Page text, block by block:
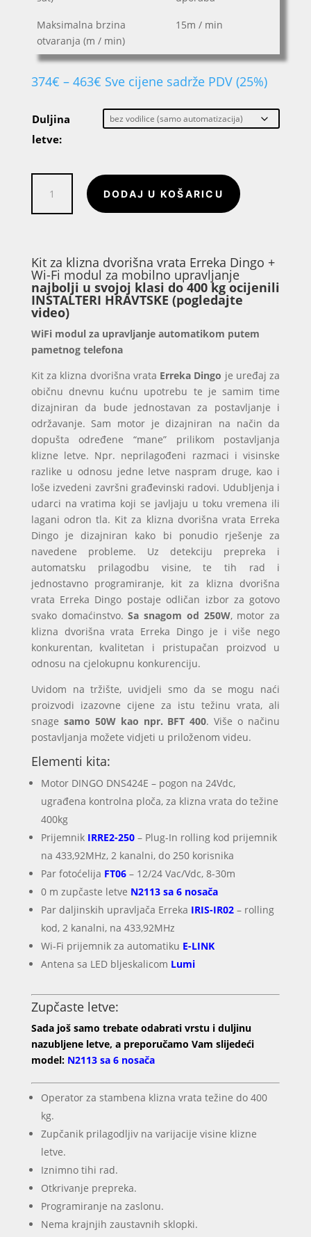
Maksimalna brzina
otvaranja (m / min)
15m / min
374€ – 463€Raspon
cijena:
od
374€
do
Sve cijene sadrže PDV (25%)
Duljina
letve:
klizna
Erreka
Dingo
+
Wi-
upravljanje
2022
količina
DODAJ U KOŠARICU
Kit za klizna dvorišna vrata Erreka Dingo +
Wi-Fi modul za mobilno upravljanje
najbolji u svojoj klasi do 400 kgocijenili
INSTALTERI HRAVTSKE (pogledajte
video)
WiFi modul za upravljanje automatikom putem
pametnog telefona
Kit za klizna dvorišna vrata Erreka Dingo je uređaj za
običnu dnevnu kućnu upotrebu te je samim time
dizajniran da bude jednostavan za postavljanje i
održavanje. Sam motor je dizajniran na način da
dopušta određene “mane” prilikom postavljanja
klizne letve. Npr. neprilagođeni razmaci i visinske
razlike u odnosu jedne letve naspram druge, kao i
loše izvedeni završni građevinski radovi. Udubljenja i
udarci na vratima koji se javljaju u toku vremena ili
lagani odron tla. Kit za klizna dvorišna vrata Erreka
Dingo je dizajniran kako bi ponudio rješenje za
navedene probleme. Uz detekciju prepreka i
automatsku prilagodbu visine, te tih rad i
jednostavno programiranje, kit za klizna dvorišna
vrata Erreka Dingo postaje odličan izbor za gotovo
svako domaćinstvo.Sa snagom od 250W, motor za
klizna dvorišna vrata Erreka Dingo je i više nego
konkurentan, kvalitetan i pristupačan proizvod u
odnosu na cjelokupnu konkurenciju.
Uvidom na tržište, uvidjeli smo da se mogu naći
proizvodi izazovne cijene za istu težinu vrata, ali
snage samo 50W kao npr. BFT 400. Više o načinu
postavljanja možete vidjeti u priloženom videu.
Elementi kita:
Motor DINGO DNS424E – pogon na 24Vdc,
ugrađena kontrolna ploča, za klizna vrata do težine
400kg
Prijemnik IRRE2-250– Plug-In rolling kod prijemnik
na 433,92MHz, 2 kanalni, do 250 korisnika
Par fotoćelija FT06– 12/24 Vac/Vdc, 8-30m
0 m zupčaste letve N2113 sa 6 nosača
Par daljinskih upravljača Erreka IRIS-IR02– rolling
kod, 2 kanalni, na 433,92MHz
Wi-Fi prijemnik za automatiku E-LINK
Antena sa LED bljeskalicom Lumi
Zupčaste letve:
Sada još samo trebate odabrati vrstu i duljinu
nazubljene letve, a preporučamo Vam slijedeći
model: N2113 sa 6 nosača
Operator za stambena klizna vrata težine do 400
kg.
Zupčanik prilagodljiv na varijacije visine klizne
letve.
Iznimno tihi rad.
Otkrivanje prepreka.
Programiranje na zaslonu.
Nema krajnjih zaustavnih sklopki.